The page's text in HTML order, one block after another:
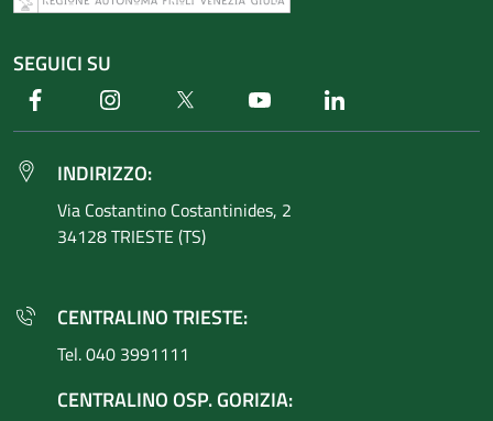
SEGUICI SU
Facebook Instagram Twitter Youtube
INDIRIZZO:
Via Costantino Costantinides, 2
34128 TRIESTE (TS)
CENTRALINO TRIESTE:
Tel. 040 3991111
CENTRALINO OSP. GORIZIA: